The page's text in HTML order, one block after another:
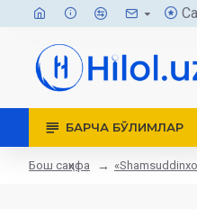
БАРЧА БЎЛИМЛАР
Бош саҳифа